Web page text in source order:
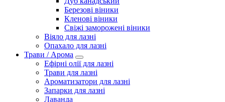
Березові віники
Кленові віники
Свіжі заморожені віники
Віяло для лазні
Опахало для лазні
Трави / Арома
Ефірні олії для лазні
Трави для лазні
Ароматизатори для лазні
Запарки для лазні
Лаванда